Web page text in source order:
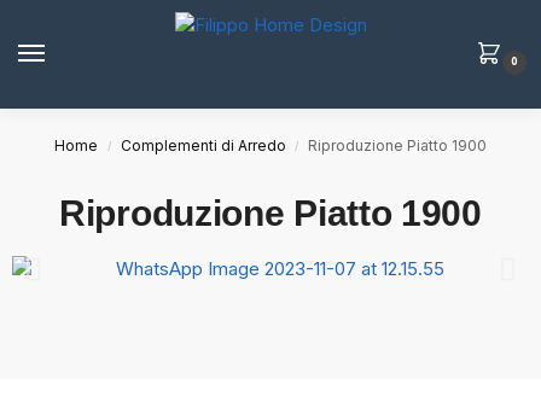
0
Home / Complementi di Arredo / Riproduzione Piatto 1900
Riproduzione Piatto 1900